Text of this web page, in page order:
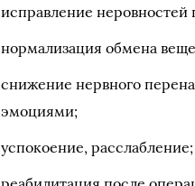
исправление неровностей
нормализация обмена
снижение нервного
эмоциями;
успокоение, расслабление;